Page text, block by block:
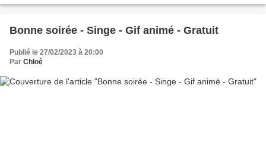
Bonne soirée - Singe - Gif animé - Gratuit
Publié le 27/02/2023 à 20:00
Par Chloé